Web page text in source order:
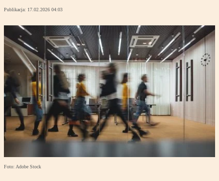
Publikacja: 17.02.2026 04:03
Foto: Adobe Stock